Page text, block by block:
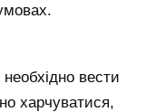
вести
харчуватися,